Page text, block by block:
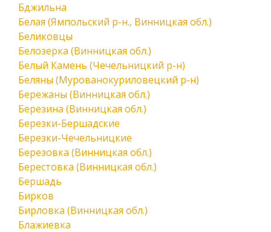
Бджильна
Белая (Ямпольский р-н., Винницкая обл.)
Беликовцы
Белозерка (Винницкая обл.)
Белый Камень (Чечельницкий р-н)
Беляны (Мурованокуриловецкий р-н)
Бережаны (Винницкая обл.)
Березина (Винницкая обл.)
Березки-Бершадские
Березки-Чечельницкие
Березовка (Винницкая обл.)
Берестовка (Винницкая обл.)
Бершадь
Бирков
Бирловка (Винницкая обл.)
Блажиевка